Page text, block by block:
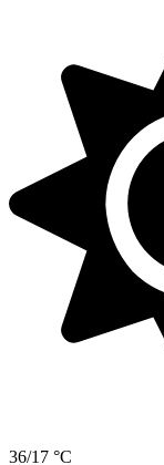
36/17 °C